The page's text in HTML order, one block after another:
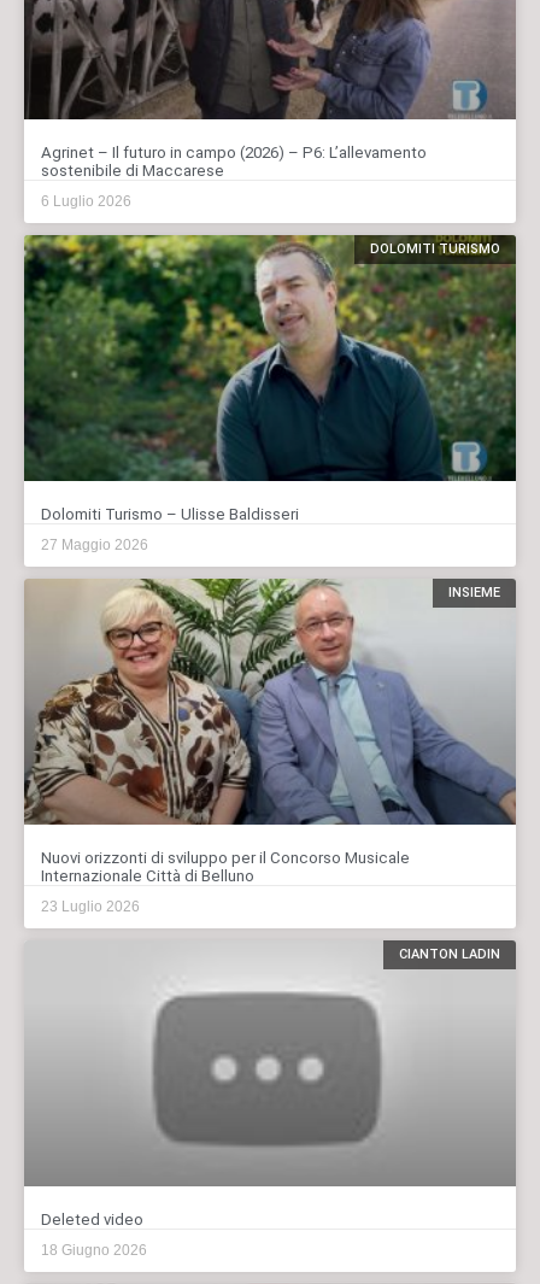
Agrinet – Il futuro in campo (2026) – P6: L’allevamento
sostenibile di Maccarese
6 Luglio 2026
DOLOMITI TURISMO
Dolomiti Turismo – Ulisse Baldisseri
27 Maggio 2026
INSIEME
Nuovi orizzonti di sviluppo per il Concorso Musicale
Internazionale Città di Belluno
23 Luglio 2026
CIANTON LADIN
Deleted video
18 Giugno 2026